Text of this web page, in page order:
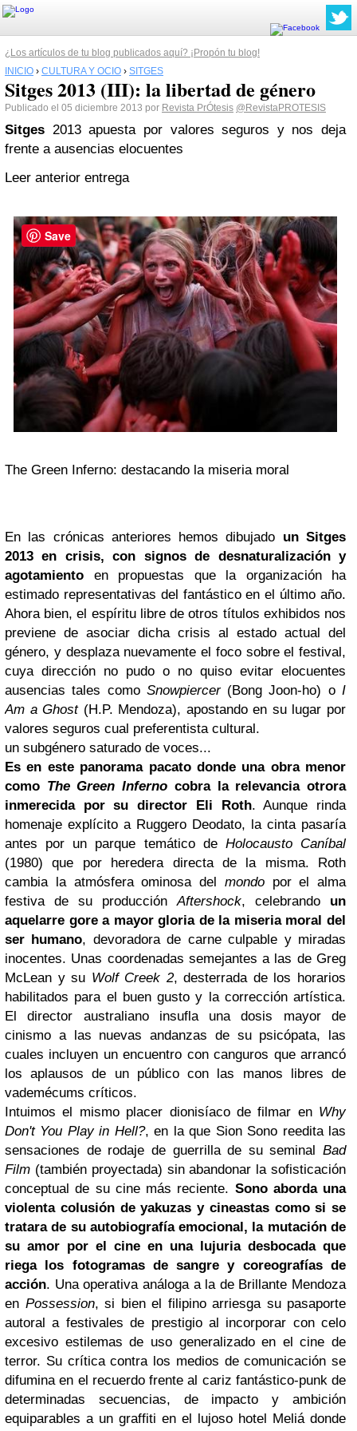
¿Los artículos de tu blog publicados aquí? ¡Propón tu blog!
INICIO › CULTURA Y OCIO › SITGES
Sitges 2013 (III): la libertad de género
Publicado el 05 diciembre 2013 por Revista PrÓtesis @RevistaPROTESIS
Sitges 2013 apuesta por valores seguros y nos deja
frente a ausencias elocuentes
Leer anterior entrega
The Green Inferno: destacando la miseria moral
En las crónicas anteriores hemos dibujado un Sitges
2013 en crisis, con signos de desnaturalización y
agotamiento en propuestas que la organización ha
estimado representativas del fantástico en el último año.
Ahora bien, el espíritu libre de otros títulos exhibidos nos
previene de asociar dicha crisis al estado actual del
género, y desplaza nuevamente el foco sobre el festival,
cuya dirección no pudo o no quiso evitar elocuentes
ausencias tales como Snowpiercer (Bong Joon-ho) oI
Am a Ghost(H.P. Mendoza), apostando en su lugar por
valores seguros cual preferentista cultural.
un subgénero saturado de voces...
Es en este panorama pacato donde una obra menor
como The Green Inferno cobra la relevancia otrora
inmerecida por su director Eli Roth. Aunque rinda
homenaje explícito a Ruggero Deodato, la cinta pasaría
antes por un parque temático de Holocausto Caníbal
(1980) que por heredera directa de la misma. Roth
cambia la atmósfera ominosa del
mondopor el alma
festiva de su producciónAftershock, celebrando un
aquelarre gore a mayor gloria de la miseria moral del
ser humano, devoradora de carne culpable y miradas
inocentes. Unas coordenadas semejantes a las de Greg
McLean y su Wolf Creek 2, desterrada de los horarios
habilitados para el buen gusto y la corrección artística.
El director australiano insufla una dosis mayor de
cinismo a las nuevas andanzas de su psicópata, las
cuales incluyen un encuentro con canguros que arrancó
los aplausos de un público con las manos libres de
vademécums críticos.
Intuimos el mismo placer dionisíaco de filmar en Why
Don't You Play in Hell?, en la que Sion Sono reedita las
sensaciones de rodaje de guerrilla de su seminal Bad
Film (también proyectada) sin abandonar la sofisticación
conceptual de su cine más reciente. Sono aborda una
violenta colusión de yakuzas y cineastas como si se
tratara de su autobiografía emocional, la mutación de
su amor por el cine en una lujuria desbocada que
riega los fotogramas de sangre y coreografías de
acción. Una operativa análoga a la de Brillante Mendoza
en Possession, si bien el filipino arriesga su pasaporte
autoral a festivales de prestigio al incorporar con celo
excesivo estilemas de uso generalizado en el cine de
terror. Su crítica contra los medios de comunicación se
difumina en el recuerdo frente al cariz fantástico-punk de
determinadas secuencias, de impacto y ambición
equiparables a un graffiti en el lujoso hotel Meliá donde
Save